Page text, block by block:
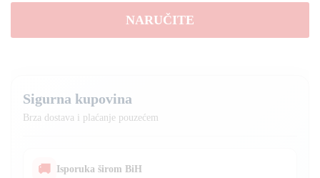
količina
NARUČITE
Sigurna kupovina
Brza dostava i plaćanje pouzećem
🚚 Isporuka širom BiH